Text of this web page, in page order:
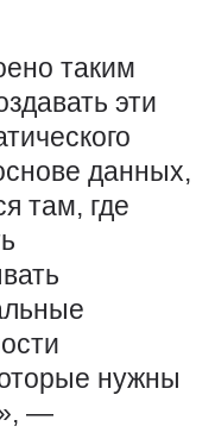
таким
эти
данных,
там, где
нужны
—